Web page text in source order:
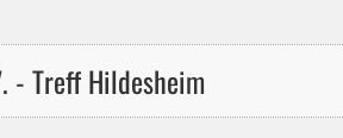
- Treff Hildesheim